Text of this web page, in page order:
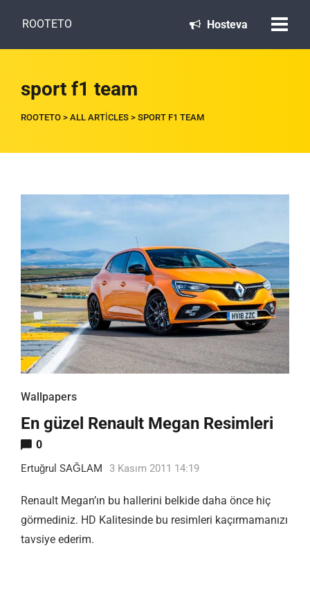
ROOTETO Hosteva
sport f1 team
ROOTETO > ALL ARTICLES > SPORT F1 TEAM
Wallpapers
En güzel Renault Megan Resimleri
0
Ertuğrul SAĞLAM 3 Kasım 2011 14:19
Renault Megan’ın bu hallerini belkide daha önce hiç
görmediniz. HD Kalitesinde bu resimleri kaçırmamanızı
tavsiye ederim.